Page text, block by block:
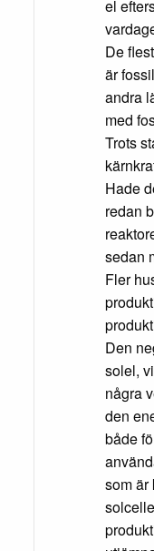
el
De
är
andra
med
Trots
Hade
redan
sedan
Fler
Den
solel,
några
den
både
som är